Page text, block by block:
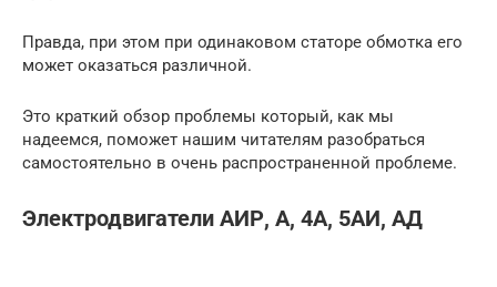
Правда, при этом при одинаковом статоре обмотка его
может оказаться различной.
Это краткий обзор проблемы который, как мы
надеемся, поможет нашим читателям разобраться
самостоятельно в очень распространенной проблеме.
Электродвигатели АИР, А, 4А, 5АИ, АД